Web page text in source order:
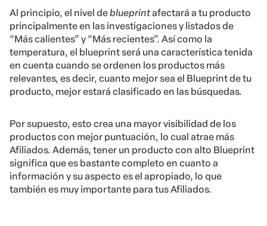
Al principio, el nivel deblueprintafectará a tu producto
principalmente en las investigaciones y listados de
“Más calientes” y “Más recientes”. Así como la
temperatura, el blueprint será una característica tenida
en cuenta cuando se ordenen los productos más
relevantes, es decir, cuanto mejor sea el Blueprint de tu
producto, mejor estará clasificado en las búsquedas.
Por supuesto, esto crea una mayor visibilidad de los
productos con mejor puntuación, lo cual atrae más
Afiliados. Además, tener un producto con alto Blueprint
significa que es bastante completo en cuanto a
información y su aspecto es el apropiado, lo que
también es muy importante para tus Afiliados.